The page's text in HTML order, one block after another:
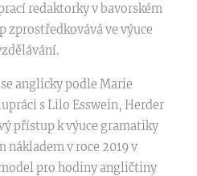
redaktorky v bavorském
zprostředkovává ve výuce
anglicky podle Marie
s Lilo Esswein, Herder
přístup k výuce gramatiky
nákladem v roce 2019 v
pro hodiny angličtiny